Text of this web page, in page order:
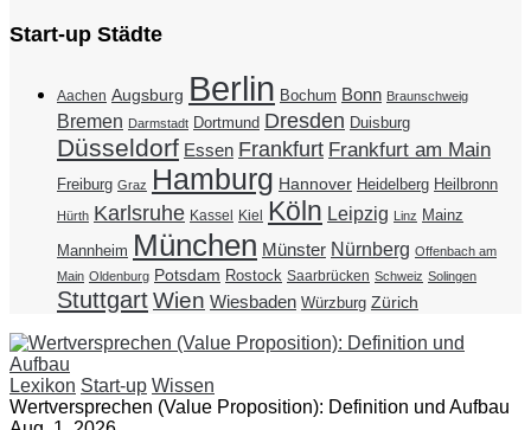
Start-up Städte
Aachen Augsburg Berlin Bochum Bonn Braunschweig
Bremen Darmstadt Dortmund Dresden Duisburg
Düsseldorf Essen Frankfurt Frankfurt am Main
Freiburg Graz Hamburg Hannover Heidelberg Heilbronn
Hürth Karlsruhe Kassel Kiel Köln Leipzig Linz Mainz
Mannheim München Münster Nürnberg Offenbach am
Main Oldenburg Potsdam Rostock Saarbrücken Schweiz Solingen
StuttgartWien Wiesbaden Würzburg Zürich
Lexikon Start-up Wissen
Wertversprechen (Value Proposition): Definition und Aufbau